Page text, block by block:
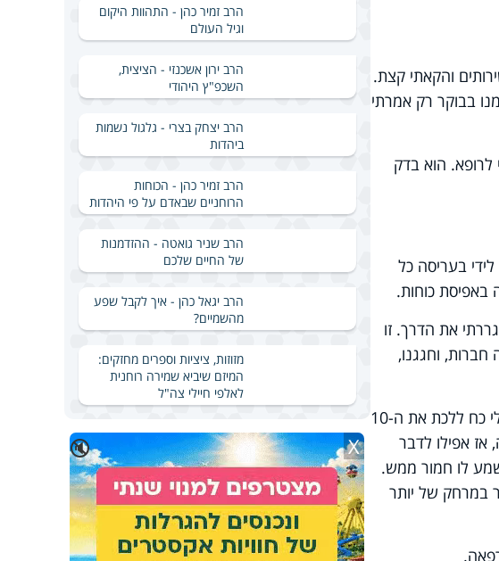
והקאתי קצת.
בבוקר רק אמרתי
הוא בדק
בעריסה כל
באפיסת כוחות.
את הדרך. זו
וחגגנו,
ביום ראשון בבוקר כבר הגעתי למסקנה שזה מוגזם. רציתי ללכת שוב לרופא, אבל לא היה לי כח ללכת את ה-10
אפילו לדבר
לו חמור ממש.
במרחק של יותר
הרב זמיר כהן - התהוות היקום
וגיל העולם
הרב ירון אשכנזי - הציצית,
השכפ"ץ היהודי
הרב יצחק בצרי - גלגול נשמות
ביהדות
הרב זמיר כהן - הכוחות
הרוחניים שבאדם על פי היהדות
הרב שניר גואטה - ההזדמנות
של החיים שלכם
הרב יגאל כהן - איך לקבל שפע
מהשמיים?
מזוזות, ציציות וספרים מחזקים:
המיזם שיביא שמירה רוחנית
לאלפי חיילי צה"ל
🔇 X